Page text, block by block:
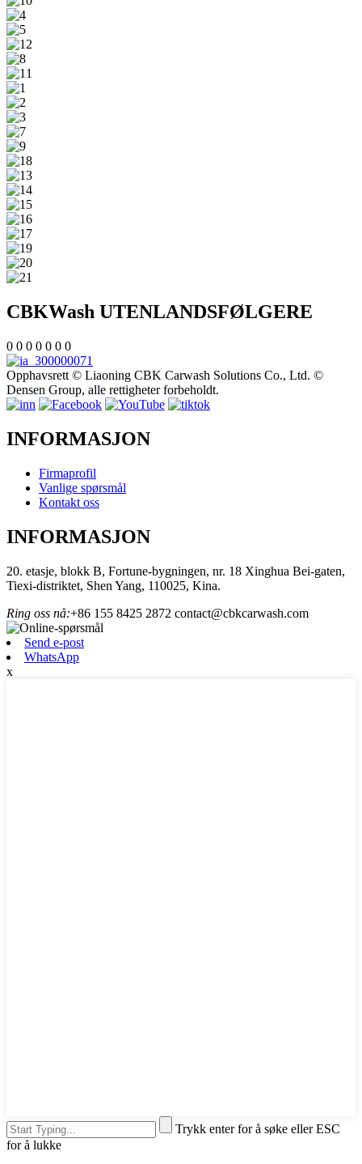
CBKWash UTENLANDSFØLGERE
0 0 0 0 0 0 0
Opphavsrett © Liaoning CBK Carwash Solutions Co., Ltd. ©
Densen Group, alle rettigheter forbeholdt.
INFORMASJON
Firmaprofil
Vanlige spørsmål
Kontakt oss
INFORMASJON
20. etasje, blokk B, Fortune-bygningen, nr. 18 Xinghua Bei-gaten,
Tiexi-distriktet, Shen Yang, 110025, Kina.
Ring oss nå:+86 155 8425 2872 contact@cbkcarwash.com
Send e-post
WhatsApp
x
Trykk enter for å søke eller ESC
for å lukke